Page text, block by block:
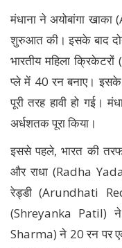
मंधाना ने अयोबांगा
शुरुआत की। इसके बाद
भारतीय महिला
प्ले में 40 रन बनाए। इसके
पूरी तरह हावी हो गई।
अर्धशतक पूरा किया।
इससे पहले, भारत की
और राधा (Radha
रेड्डी (Arundhati
(Shreyanka Patil) ने
Sharma) ने 20 रन पर